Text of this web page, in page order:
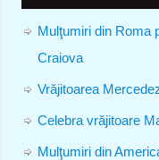
Mulţumiri din Roma
Craiova
Vrăjitoarea
Celebra vrăjitoare
Mulţumiri din